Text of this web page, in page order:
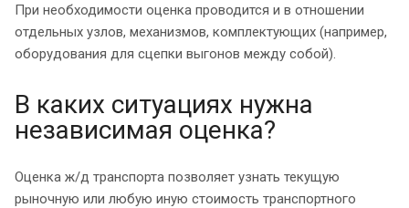
При необходимости оценка проводится и в отношении
отдельных узлов, механизмов, комплектующих (например,
оборудования для сцепки выгонов между собой).
В каких ситуациях нужна
независимая оценка?
Оценка ж/д транспорта позволяет узнать текущую
рыночную или любую иную стоимость транспортного